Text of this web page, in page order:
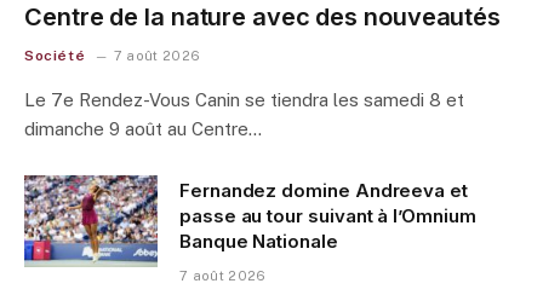
Centre de la nature avec des nouveautés
Société 7 août 2026
Le 7e Rendez-Vous Canin se tiendra les samedi 8 et
dimanche 9 août au Centre…
Fernandez domine Andreeva et
passe au tour suivant à l’Omnium
Banque Nationale
7 août 2026